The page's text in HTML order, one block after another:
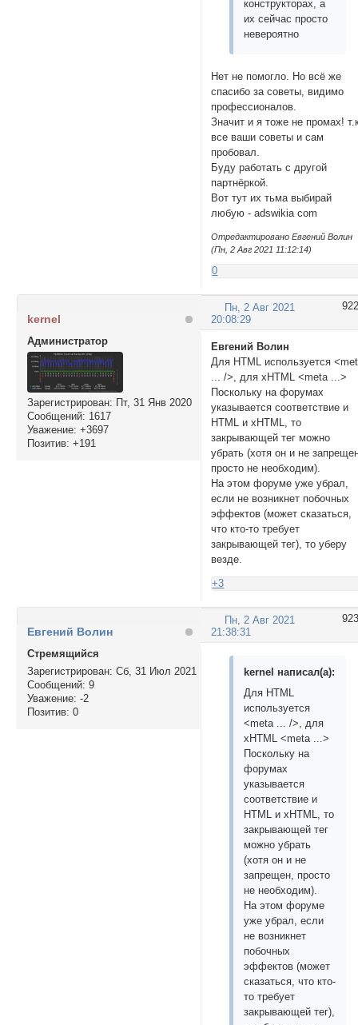
конструкторах, а
их сейчас просто
невероятно
Нет не помогло. Но всё же
спасибо за советы, видимо
профессионалов.
Значит и я тоже не промах!
все ваши советы и сам
пробовал.
Буду работать с другой
партнёркой.
Вот тут их тьма выбирай
любую - adswikia com
Отредактировано Евгений Волин
(Пн, 2 Авг 2021 11:12:14)
0
922
Пн, 2 Авг 2021
20:08:29
kernel
Администратор
Зарегистрирован: Пт, 31 Янв 2020
Сообщений: 1617
Уважение: +3697
Позитив: +191
Евгений Волин
Для HTML используется
... />, для xHTML <meta ...>
Поскольку на форумах
указывается соответствие и
HTML и xHTML, то
закрывающей тег можно
убрать (хотя он и не
просто не необходим).
На этом форуме уже убрал,
если не возникнет побочных
эффектов (может сказаться,
что кто-то требует
закрывающей тег), то уберу
везде.
+3
923
Пн, 2 Авг 2021
21:38:31
Евгений Волин
Стремящийся
Зарегистрирован: Сб, 31 Июл 2021
Сообщений: 9
Уважение: -2
Позитив: 0
kernel написал(а):
Для HTML
используется
<meta ... />, для
xHTML <meta ...>
Поскольку на
форумах
указывается
соответствие и
HTML и xHTML, то
закрывающей тег
можно убрать
(хотя он и не
запрещен, просто
не необходим).
На этом форуме
уже убрал, если
не возникнет
побочных
эффектов (может
сказаться, что кто-
то требует
закрывающей тег),